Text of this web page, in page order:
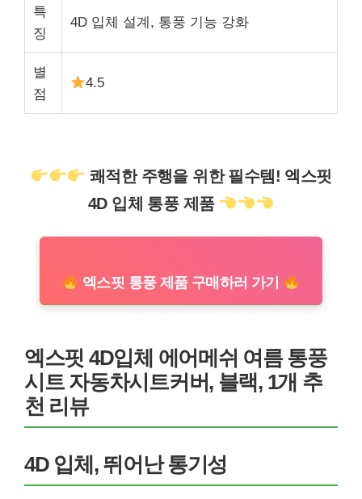
특
징
4D 입체 설계, 통풍 기능 강화
별
점
4.5
쾌적한 주행을 위한 필수템! 엑스핏
4D 입체 통풍 제품
엑스핏 통풍 제품 구매하러 가기
엑스핏 4D입체 에어메쉬 여름 통풍
시트 자동차시트커버, 블랙, 1개 추
천 리뷰
4D 입체, 뛰어난 통기성